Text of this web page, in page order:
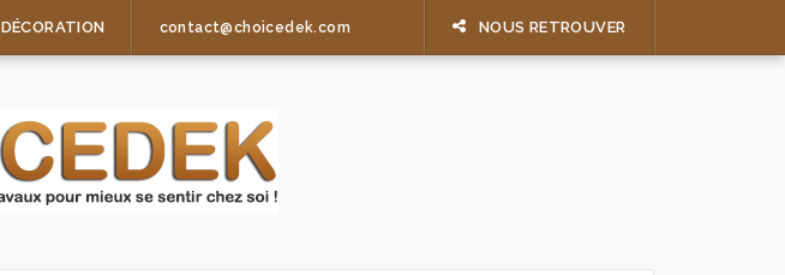
DÉCORATION contact@choicedek.com NOUS RETROUVER